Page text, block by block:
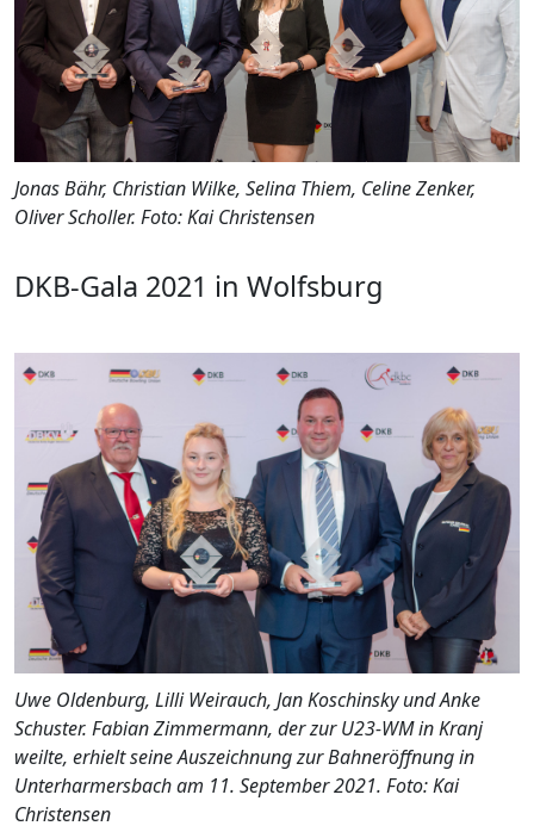
Jonas Bähr, Christian Wilke, Selina Thiem, Celine Zenker,
Oliver Scholler. Foto: Kai Christensen
DKB-Gala 2021 in Wolfsburg
Uwe Oldenburg, Lilli Weirauch, Jan Koschinsky und Anke
Schuster. Fabian Zimmermann, der zur U23-WM in Kranj
weilte, erhielt seine Auszeichnung zur Bahneröffnung in
Unterharmersbach am 11. September 2021. Foto: Kai
Christensen